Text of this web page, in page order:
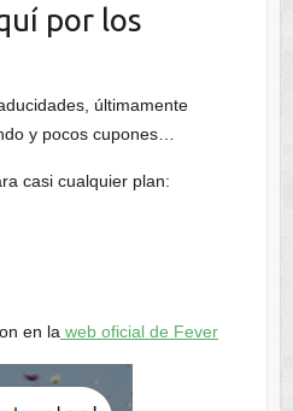
por los
últimamente
y pocos cupones…
casi cualquier plan:
en la web oficial de Fever